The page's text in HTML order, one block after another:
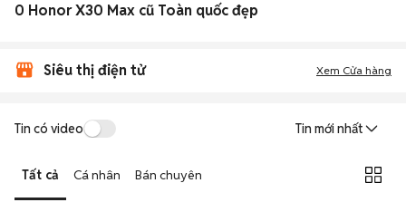
0 Honor X30 Max cũ Toàn quốc đẹp
Siêu thị điện tử Xem Cửa hàng
Tin có video Tin mới nhất
Tất cả Cá nhân Bán chuyên